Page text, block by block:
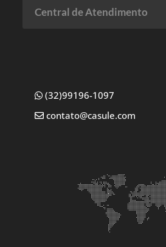
Central de Atendimento
(32)99196-1097
contato@casule.com